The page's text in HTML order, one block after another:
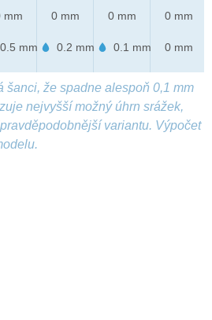
mm
0.5 mm
0 mm
0.2 mm
0 mm
0.1 mm
0 mm
0 mm
šanci, že spadne alespoň 0,1 mm
nejvyšší možný úhrn srážek,
variantu. Výpočet